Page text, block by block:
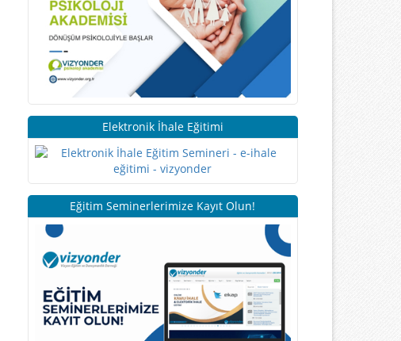
Elektronik İhale Eğitimi
Eğitim Seminerlerimize Kayıt Olun!